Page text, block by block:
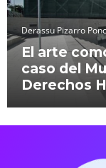
Derassu Pizarro
El arte
caso del
Derechos